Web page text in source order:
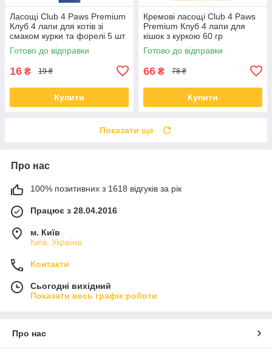
Ласощі Club 4 Paws Premium
Клуб 4 лапи для котів зі
смаком курки та форелі 5 шт
Готово до відправки
16 ₴ 19 ₴
Купити
Кремові ласощі Club 4 Paws
Premium Клуб 4 лапи для
кішок з куркою 60 гр
Готово до відправки
66 ₴ 78 ₴
Купити
Показати ще
Про нас
100% позитивних з 1618 відгуків за рік
Працює з 28.04.2016
м. Київ
Київ, Україна
Контакти
Сьогодні вихідний
Показати весь графік роботи
Про нас